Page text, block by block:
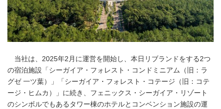
当社は、2025年2月に運営を開始し、本日リブランドをする2つ
の宿泊施設「シーガイア・フォレスト・コンドミニアム（旧：ラ
グゼ 一ツ葉）」「シーガイア・フォレスト・コテージ（旧：コテ
ージ・ヒムカ）」に続き、フェニックス・シーガイア・リゾート
のシンボルでもあるタワー棟のホテルとコンベンション施設の運